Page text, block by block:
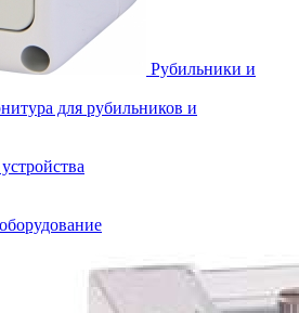
Рубильники и
для рубильников и